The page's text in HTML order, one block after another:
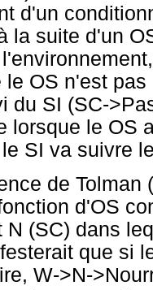
d'un
la suite d'un
le OS n'est
du SI (SC-
lorsque le OS
SI va suivre
de
d'OS
N (SC) dans
que si
W->N-